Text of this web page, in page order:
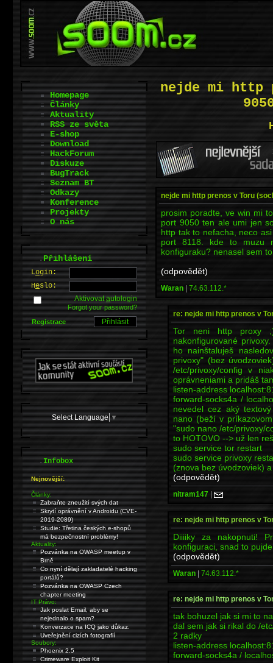
nejde mi http
nejde mi http prenos v Toru
prosim poradte, ve win mi
port 9050 ten ale umi jen
http tak to nefacha, neco
port 8118. kde to muzu
konfiguraku? nenasel sem
(odpovědět)
Waran | 74.63.112.*
re: nejde mi http prenos v
Tor neni http proxy
nakonfigurované
ho nainštaluješ
privoxy" (bez
/etc/privoxy/config v
oprávneniami a pridáš
listen-address
forward-socks4a /
nevedel cez aký
nano (beží v
"sudo nano /etc/privoxy/
to HOTOVO --> už len
sudo service tor restart
sudo service privoxy
(znova bez úvodzoviek)
(odpovědět)
nitram147 |
re: nejde mi http prenos v
Diiiiky za nakopnuti!
konfiguraci, snad to
(odpovědět)
Waran | 74.63.112.*
re: nejde mi http prenos v
tak bohuzel jak si mi to
dal sem jak si rikal do /
2 radky
listen-address
forward-socks4a /
Homepage
Články
Aktuality
RSS ze světa
E-shop
Download
HackForum
Diskuze
BugTrack
Seznam BT
Odkazy
Konference
Projekty
O nás
.Přihlášení
Login:
Heslo:
Aktivovatautologin
Forgot your password?
Registrace
Select Language ▼
.Infobox
Nejnovější:
Články:
Zabraňte zneužití svých dat
Skrytí oprávnění v Androidu (CVE-
2019-2089)
Studie: Třetina českých e-shopů
má bezpečnostní problémy!
Aktuality:
Pozvánka na OWASP meetup v
Brně
Co nyní dělají zakladatelé hacking
portálů?
Pozvánka na OWASP Czech
chapter meeting
IT Právo:
Jak poslat Email, aby se
nejednalo o spam?
Konverzace na ICQ jako důkaz.
Uveřejnění cizích fotografií
Soubory:
Phoenix 2.5
Crimeware Exploit Kit